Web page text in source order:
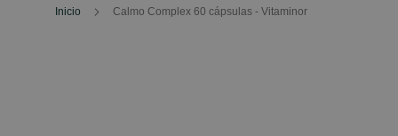
Inicio Calmo Complex 60 cápsulas - Vitaminor